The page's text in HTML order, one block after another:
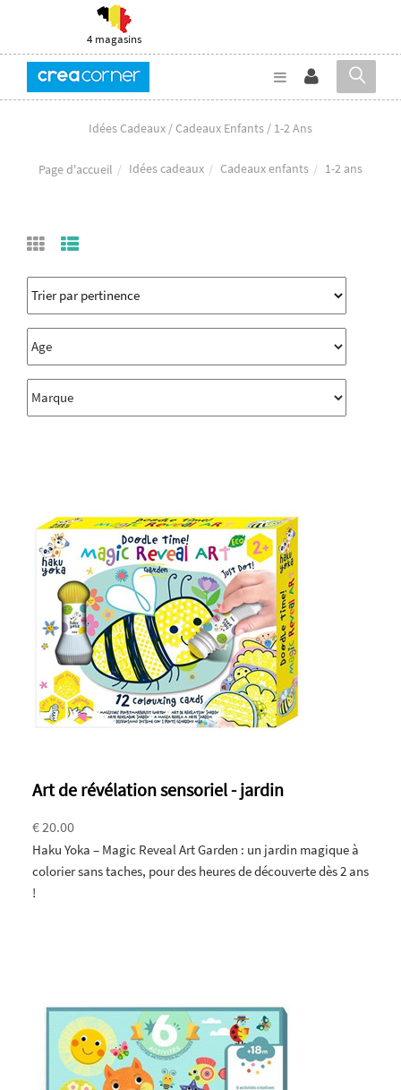
4 magasins
Idées Cadeaux / Cadeaux Enfants / 1-2 Ans
Page d'accueil Idées cadeaux Cadeaux enfants 1-2 ans
Art de révélation sensoriel - jardin
€ 20.00
Haku Yoka – Magic Reveal Art Garden : un jardin magique à
colorier sans taches, pour des heures de découverte dès 2 ans
!